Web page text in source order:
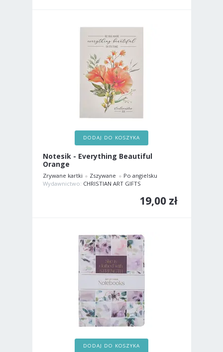
DODAJ DO KOSZYKA
Notesik - Everything Beautiful
Orange
Zrywane kartki Zszywane
Po angielsku
Wydawnictwo: CHRISTIAN ART GIFTS
19,00 zł
DODAJ DO KOSZYKA